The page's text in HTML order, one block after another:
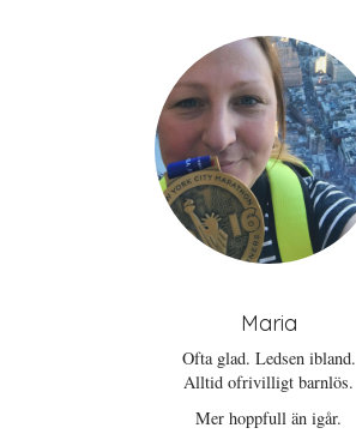
Maria
Ofta glad. Ledsen ibland.
Alltid ofrivilligt barnlös.
Mer hoppfull än igår.